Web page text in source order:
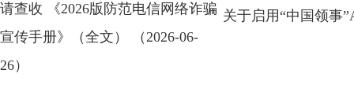
请查收 《2026版防范电信网络诈骗
宣传手册》（全文） （2026-06-
26）
关于启用“中国领事